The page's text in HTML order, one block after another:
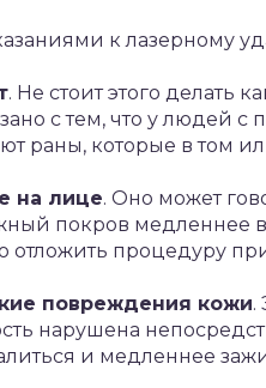
к лазерному
. Не стоит этого делать
с тем, что у людей
раны, которые в том
на лице. Оно может
покров медленнее
отложить процедуру
повреждения кожи.
нарушена
и медленнее